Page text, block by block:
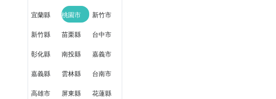
宜蘭縣 桃園市 新竹市
新竹縣 苗栗縣 台中市
彰化縣 南投縣 嘉義市
嘉義縣 雲林縣 台南市
高雄市 屏東縣 花蓮縣